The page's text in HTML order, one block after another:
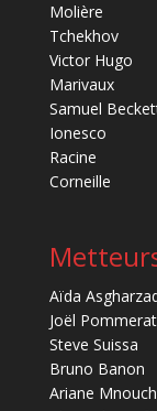
Molière
Tchekhov
Victor Hugo
Marivaux
Samuel
Ionesco
Racine
Corneille
Aïda
Joël Pommerat
Steve Suissa
Bruno Banon
Ariane